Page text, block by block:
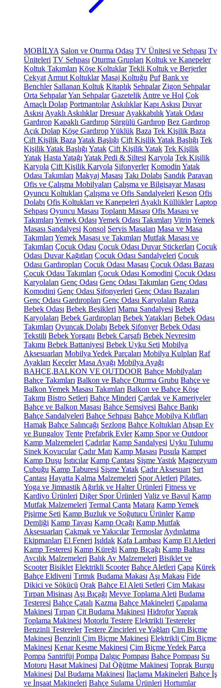
MOBİLYA Salon ve Oturma Odası TV Ünitesi ve Sehpası Tv
Üniteleri TV Sehpası Oturma Grupları Koltuk ve Kanepeler
Koltuk Takımları Köşe Koltuklar Tekli Koltuk ve Berjerler
Çekyat Armut Koltuklar Masaj Koltuğu Puf Bank ve
Benchler Sallanan Koltuk Kitaplık Sehpalar Zigon Sehpalar
Orta SehpalarYan Sehpalar Gazetelik Antre ve Hol Çok
Amaçlı Dolap Portmantolar Askılıklar Kapı Askısı Duvar
Askısı Ayaklı Askılıklar Dresuar AyakkabılıkYatak Odası
Gardırop Kapaklı Gardırop Sürgülü Gardırop Bez Gardırop
Açık Dolap Köşe GardıropYüklük Baza Tek Kişilik Baza
Çift Kişilik Baza Yatak Başlığı Çift Kişilik Yatak Başlığı Tek
Kişilik Yatak Başlığı Yatak Çift Kişilik Yatak Tek Kişilik
Yatak Hasta Yatağı Yatak Pedi & Şiltesi Karyola Tek Kişilik
Karyola Çift Kişilik Karyola Şifonyerler Komodin Yatak
Odası Takımları Makyaj Masası Takı Dolabı Sandık Paravan
Ofis ve Çalışma Mobilyaları Çalışma ve Bilgisayar Masası
Oyuncu Koltukları Çalışma ve Ofis Sandalyeleri Keson Ofis
Dolabı Ofis Koltukları ve Kanepeleri Ayaklı Küllükler Laptop
Sehpası Oyuncu Masası Toplantı Masası Ofis Masası ve
Takımları Yemek Odası Yemek Odası Takımları Vitrin Yemek
Masası Sandalyesi Konsol Servis Masaları Masa ve Masa
Takımları Yemek Masası ve Takımları Mutfak Masası ve
Takımları Çocuk Odası Çocuk Odası Duvar Stickerları Çocuk
Odası Duvar Kağıtları Çocuk Odası Sandalyeleri Çocuk
Odası Gardıropları Çocuk Odası Masası Çocuk Odası Bazası
Çocuk Odası Takımları Çocuk Odası Komodini Çocuk Odası
Karyolaları Genç Odası Genç Odası Takımları Genç Odası
Komodini Genç Odası Şifonyerleri Genç Odası Bazaları
Genç Odası Gardıropları Genç Odası Karyolaları Ranza
Bebek Odası Bebek Beşikleri Mama Sandalyesi Bebek
Karyolaları Bebek Gardıropları Bebek Yatakları Bebek Odası
Takımları Oyuncak Dolabı Bebek Şifonyer Bebek Odası
Tekstili Bebek Yorganı Bebek Çarşafı Bebek Nevresim
Takımı Bebek Battaniyesi Bebek Uyku Seti Mobilya
Aksesuarları Mobilya Yedek Parçaları Mobilya Kulpları Raf
Ayakları Keçeler Masa Ayağı Mobilya Ayağı
BAHÇE,BALKON VE OUTDOOR Bahçe Mobilyaları
Bahçe Takımları Balkon ve Bahçe Oturma Grubu Bahçe ve
Balkon Yemek Masası Takımları Balkon ve Bahçe Köşe
Takımı Bistro Setleri Bahçe Minderi Çardak ve Kameriyeler
Bahçe ve Balkon Masası Bahçe Şemsiyesi Bahçe Bankı
Bahçe Sandalyeleri Bahçe Sehpası Bahçe Mobilya Kılıfları
Hamak Bahçe Salıncağı Şezlong Bahçe Koltukları Ahşap Ev
ve Bungalov Tente Prefabrik Evler Kamp Spor ve Outdoor
Kamp Malzemeleri Çadırlar Kamp Sandalyesi Uyku Tulumu
Sinek Kovucular Çadır Matı Kamp Masası Pusula Kampet
Kamp Duşu Isıtıcılar Kamp Çantası Şişme Yastık Magnezyum
Çubuğu Kamp Taburesi Şişme Yatak Çadır Aksesuarı Sırt
Çantası Hayatta Kalma Malzemeleri Spor Aletleri Pilates,
Yoga ve Jimnastik Ağırlık ve Halter Ürünleri Fitness ve
Kardiyo Ürünleri Diğer Spor Ürünleri Valiz ve Bavul Kamp
Mutfak Malzemeleri Termal Çanta Matara Kamp Yemek
Pişirme Seti Kamp Buzluk ve Soğutucu Ürünler Kamp
Demliği Kamp Tavası Kamp Ocağı Kamp Mutfak
Aksesuarları Çakmak ve Yakıcılar Termoslar Aydınlatma
Ekipmanları El Feneri Işıldak Kafa Lambası Kamp El Aletleri
Kamp Testeresi Kamp Küreği Kamp Bıçağı Kamp Baltası
Avcılık Malzemeleri Balık Av Malzemeleri Bisiklet ve
Scooter Bisiklet Elektrikli Scooter Bahçe Aletleri Çapa Kürek
Bahçe Eldiveni Tırmık Budama Makası Aşı Makası Fide
Dikici ve Sökücü Orak Bahçe El Aleti Setleri Çim Makası
Tırpan Misinası Aşı Bıçağı Meyve Toplama Aleti Budama
Testeresi Bahçe Çatalı Kazma Bahçe Makineleri Çapalama
Makinesi Tırpan Çit Budama Makinesi HidroforYaprak
Toplama Makinesi Motorlu Testere Elektrikli Testereler
Benzinli Testereler Testere Zincirleri ve Yağları Çim Biçme
Makinesi Benzinli Çim Biçme Makinesi Elektrikli Çim Biçme
Makinesi Kenar Kesme Makinesi Çim Biçme Yedek Parça
Pompa Santrifüj Pompa Dalgıç Pompası Bahçe Pompası Su
Motoru Hasat Makinesi Dal Öğütme Makinesi Toprak Burgu
Makinesi Dal Budama Makinesi İlaçlama Makineleri Bahçe İş
ve İnşaat Makineleri Bahçe Sulama Ürünleri Hortumlar